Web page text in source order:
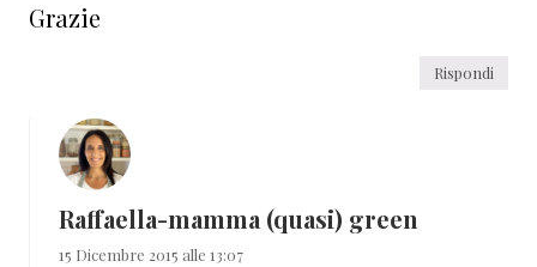
Grazie
Rispondi
Raffaella-mamma (quasi) green
15 Dicembre 2015 alle 13:07